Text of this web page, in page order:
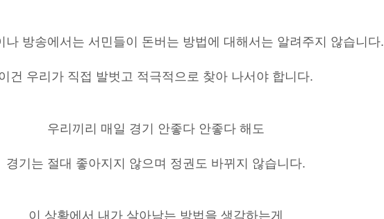
나 방송에서는 서민들이 돈버는 방법에 대해서는 알려주지 않습니다.
건 우리가 직접 발벗고 적극적으로 찾아 나서야 합니다.
우리끼리 매일 경기 안좋다 안좋다 해도
경기는 절대 좋아지지 않으며 정권도 바뀌지 않습니다.
이 상황에서 내가 살아남는 방법을 생각하는게